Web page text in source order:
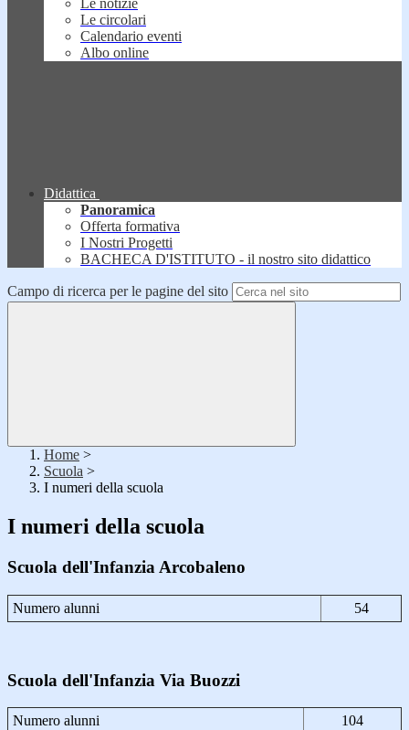
Le notizie
Le circolari
Calendario eventi
Albo online
Didattica
Panoramica
Offerta formativa
I Nostri Progetti
BACHECA D'ISTITUTO - il nostro sito didattico
Campo di ricerca per le pagine del sito
Home >
Scuola >
I numeri della scuola
I numeri della scuola
Scuola dell'Infanzia Arcobaleno
Numero alunni 54
Scuola dell'Infanzia Via Buozzi
Numero alunni 104